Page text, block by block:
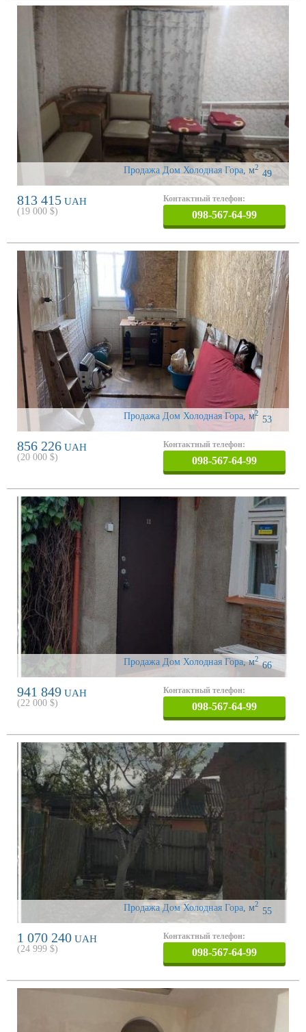
Продажа Дом Холодная Гора, 49
м2
813 415 UAH
(19 000 $)
Контактный телефон:
098-567-64-99
Продажа Дом Холодная Гора, 53
м2
856 226 UAH
(20 000 $)
Контактный телефон:
098-567-64-99
Продажа Дом Холодная Гора, 66
м2
941 849 UAH
(22 000 $)
Контактный телефон:
098-567-64-99
Продажа Дом Холодная Гора 55
м2
1 070 240 UAH
(24 999 $)
Контактный телефон:
098-567-64-99